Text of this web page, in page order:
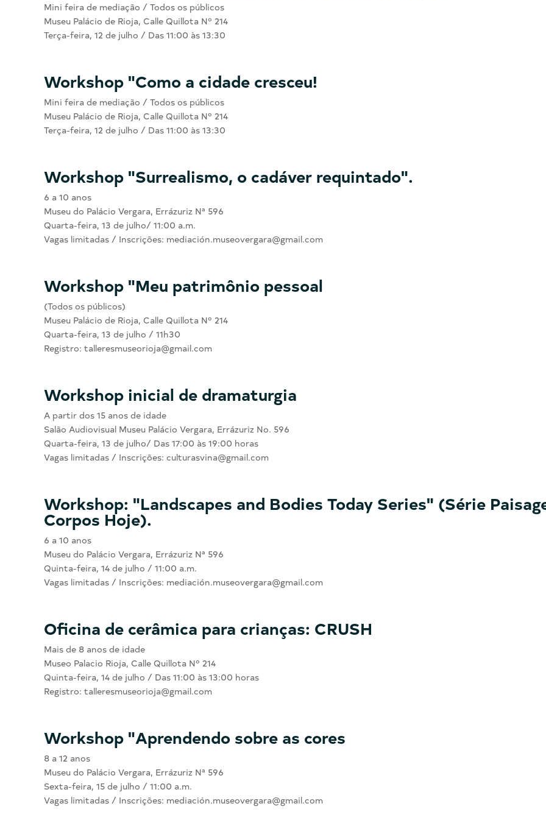
Mini feira de mediação / Todos os públicos
Museu Palácio de Rioja, Calle Quillota Nº 214
Terça-feira, 12 de julho / Das 11:00 às 13:30
Workshop "Como a cidade cresceu!
Mini feira de mediação / Todos os públicos
Museu Palácio de Rioja, Calle Quillota Nº 214
Terça-feira, 12 de julho / Das 11:00 às 13:30
Workshop "Surrealismo, o cadáver requintado".
6 a 10 anos
Museu do Palácio Vergara, Errázuriz Nª 596
Quarta-feira, 13 de julho/ 11:00 a.m.
Vagas limitadas / Inscrições: mediación.museovergara@gmail.com
Workshop "Meu patrimônio pessoal
(Todos os públicos)
Museu Palácio de Rioja, Calle Quillota Nº 214
Quarta-feira, 13 de julho / 11h30
Registro: talleresmuseorioja@gmail.com
Workshop inicial de dramaturgia
A partir dos 15 anos de idade
Salão Audiovisual Museu Palácio Vergara, Errázuriz No. 596
Quarta-feira, 13 de julho/ Das 17:00 às 19:00 horas
Vagas limitadas / Inscrições: culturasvina@gmail.com
Workshop: "Landscapes and Bodies Today Series" (Série
Corpos Hoje).
6 a 10 anos
Museu do Palácio Vergara, Errázuriz Nª 596
Quinta-feira, 14 de julho / 11:00 a.m.
Vagas limitadas / Inscrições: mediación.museovergara@gmail.com
Oficina de cerâmica para crianças: CRUSH
Mais de 8 anos de idade
Museo Palacio Rioja, Calle Quillota Nº 214
Quinta-feira, 14 de julho / Das 11:00 às 13:00 horas
Registro: talleresmuseorioja@gmail.com
Workshop "Aprendendo sobre as cores
8 a 12 anos
Museu do Palácio Vergara, Errázuriz Nª 596
Sexta-feira, 15 de julho / 11:00 a.m.
Vagas limitadas / Inscrições: mediación.museovergara@gmail.com